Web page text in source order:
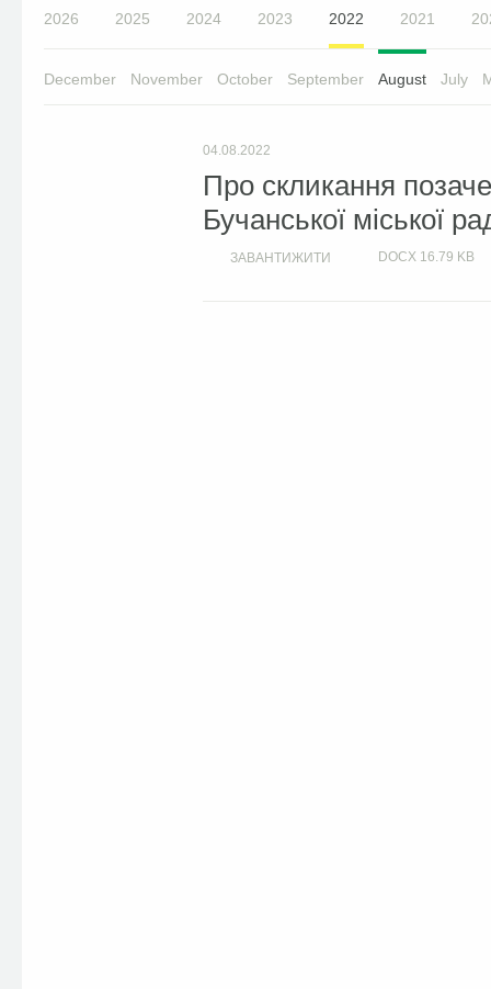
2026 2025 2024 2023 2022 2021
December November October September August July
04.08.2022
Про скликання
Бучанської міської
ЗАВАНТИЖИТИ DOCX 16.79 KB